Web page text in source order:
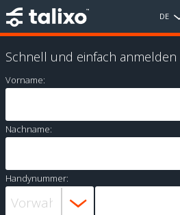
DE
Schnell und einfach anmelden
Vorname:
Nachname:
Handynummer: